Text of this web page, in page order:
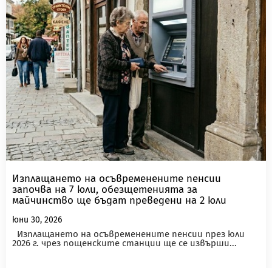
Изплащането на осъвременените пенсии
започва на 7 юли, обезщетенията за
майчинство ще бъдат преведени на 2 юли
юни 30, 2026
Изплащането на осъвременените пенсии през юли
2026 г. чрез пощенските станции ще се извърши...